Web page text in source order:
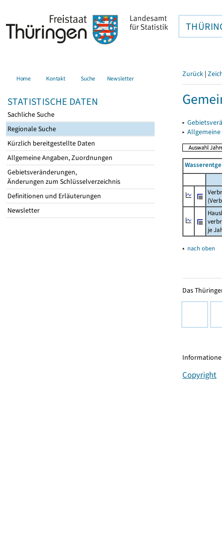
Home Kontakt Suche Newsletter
STATISTISCHE DATEN
Sachliche Suche
Regionale Suche
Kürzlich bereitgestellte Daten
Allgemeine Angaben, Zuordnungen
Gebietsveränderungen,
Änderungen zum Schlüsselverzeichnis
Definitionen und Erläuterungen
Newsletter
Zurück |
▸
▸
je
▴ nach oben
Das
Copyright